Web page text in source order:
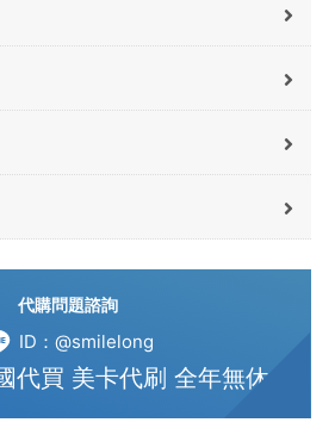
代購問題諮詢
ID：@smilelong
代買 美卡代刷 全年無休